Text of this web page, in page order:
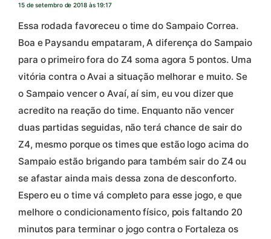
15 de setembro de 2018 às 19:17
Essa rodada favoreceu o time do Sampaio Correa.
Boa e Paysandu empataram, A diferença do Sampaio
para o primeiro fora do Z4 soma agora 5 pontos. Uma
vitória contra o Avai a situação melhorar e muito. Se
o Sampaio vencer o Avaí, aí sim, eu vou dizer que
acredito na reação do time. Enquanto não vencer
duas partidas seguidas, não terá chance de sair do
Z4, mesmo porque os times que estão logo acima do
Sampaio estão brigando para também sair do Z4 ou
se afastar ainda mais dessa zona de desconforto.
Espero eu o time vá completo para esse jogo, e que
melhore o condicionamento físico, pois faltando 20
minutos para terminar o jogo contra o Fortaleza os